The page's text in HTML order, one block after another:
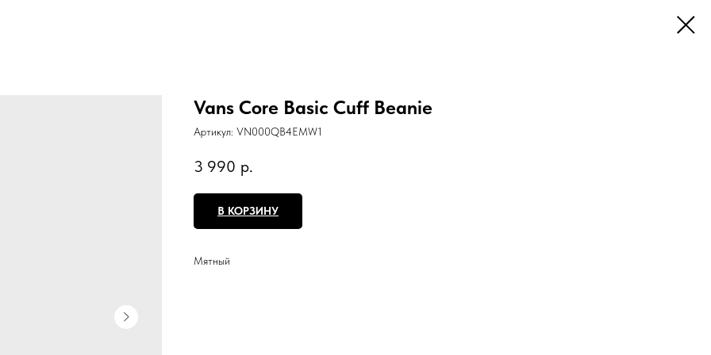
Vans Core Basic Cuff Beanie
Артикул: VN000QB4EMW1
3 990 р.
В КОРЗИНУ
Мятный